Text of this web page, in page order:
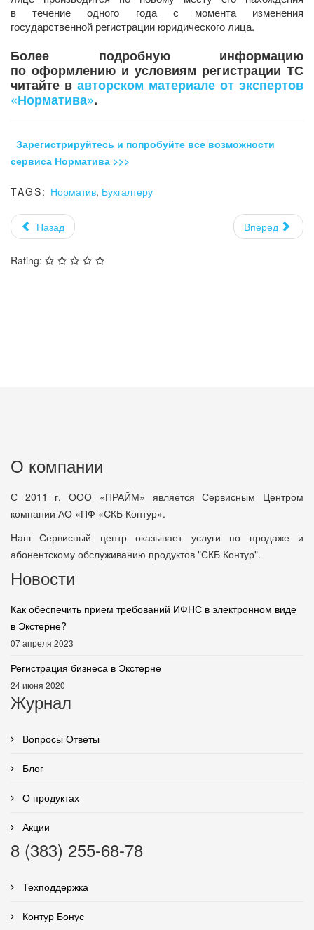
в течение одного года с момента изменения
государственной регистрации юридического лица.
Более подробную информацию
по оформлению и условиям регистрации ТС
читайте в авторском материале от экспертов
«Норматива».
Зарегистрируйтесь и попробуйте все возможности
сервиса Норматива >>>
TAGS: Норматив, Бухгалтеру
Назад Вперед
Rating:
О компании
С 2011 г. ООО «ПРАЙМ» является Сервисным Центром
компании АО «ПФ «СКБ Контур».
Наш Сервисный центр оказывает услуги по продаже и
абонентскому обслуживанию продуктов "СКБ Контур".
Новости
Как обеспечить прием требований ИФНС в электронном виде
в Экстерне?
07 апреля 2023
Регистрация бизнеса в Экстерне
24 июня 2020
Журнал
Вопросы Ответы
Блог
О продуктах
Акции
8 (383) 255-68-78
Техподдержка
Контур Бонус